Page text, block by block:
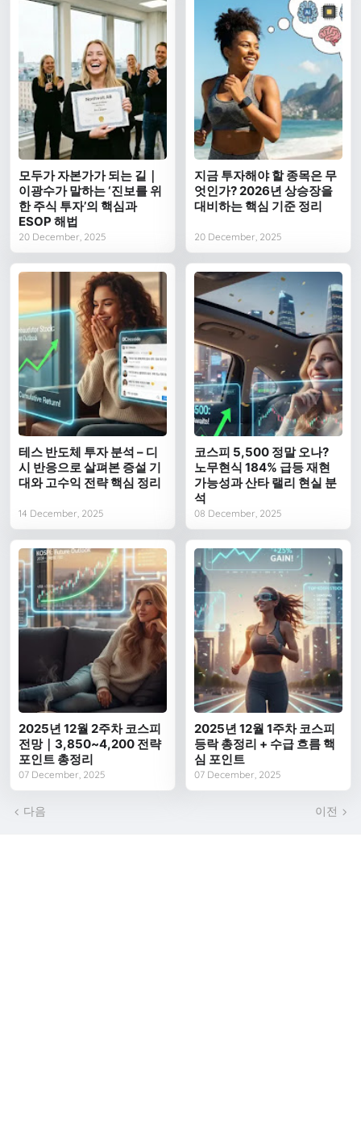
모두가 자본가가 되는 길｜
이광수가 말하는 ‘진보를 위
한 주식 투자’의 핵심과
ESOP 해법
20 December, 2025
지금 투자해야 할 종목은 무
엇인가? 2026년 상승장을
대비하는 핵심 기준 정리
20 December, 2025
테스 반도체 투자 분석 – 디
시 반응으로 살펴본 증설 기
대와 고수익 전략 핵심 정리
14 December, 2025
코스피 5,500 정말 오나?
노무현식 184% 급등 재현
가능성과 산타 랠리 현실 분
석
08 December, 2025
2025년 12월 2주차 코스피
전망｜3,850~4,200 전략
포인트 총정리
07 December, 2025
2025년 12월 1주차 코스피
등락 총정리 + 수급 흐름 핵
심 포인트
07 December, 2025
다음 이전